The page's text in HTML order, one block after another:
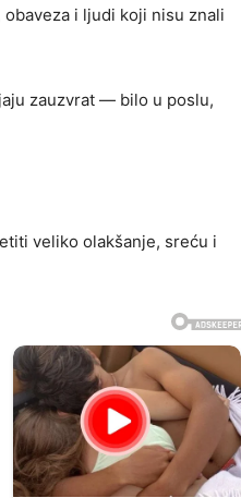
i ljudi koji nisu znali
zauzvrat — bilo u poslu,
veliko olakšanje, sreću i